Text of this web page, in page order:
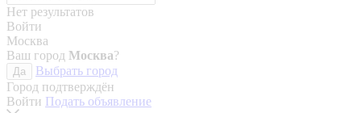
Нет результатов
Войти
Москва
Ваш город Москва?
Да
Выбрать город
Город подтверждён
Войти Подать объявление